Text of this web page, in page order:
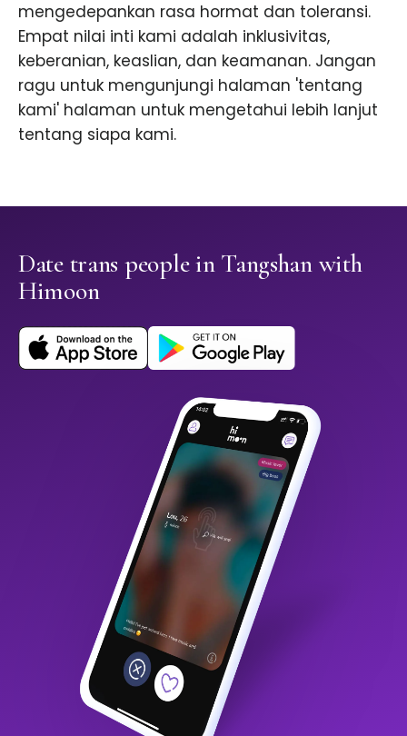
mengedepankan rasa hormat dan toleransi.
Empat nilai inti kami adalah inklusivitas,
keberanian, keaslian, dan keamanan. Jangan
ragu untuk mengunjungi halaman 'tentang
kami' halaman untuk mengetahui lebih lanjut
tentang siapa kami.
Date trans people in Tangshan with
Himoon